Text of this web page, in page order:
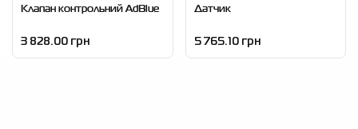
Клапан контрольний AdBlue
3 828.00 грн
Датчик
5 765.10 грн